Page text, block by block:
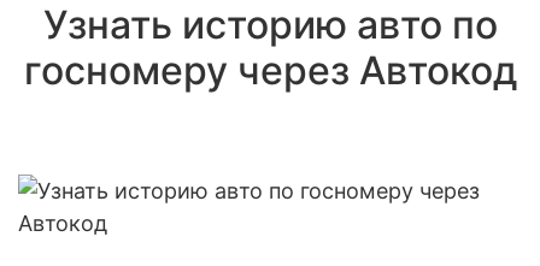
Узнать историю авто по
госномеру через Автокод